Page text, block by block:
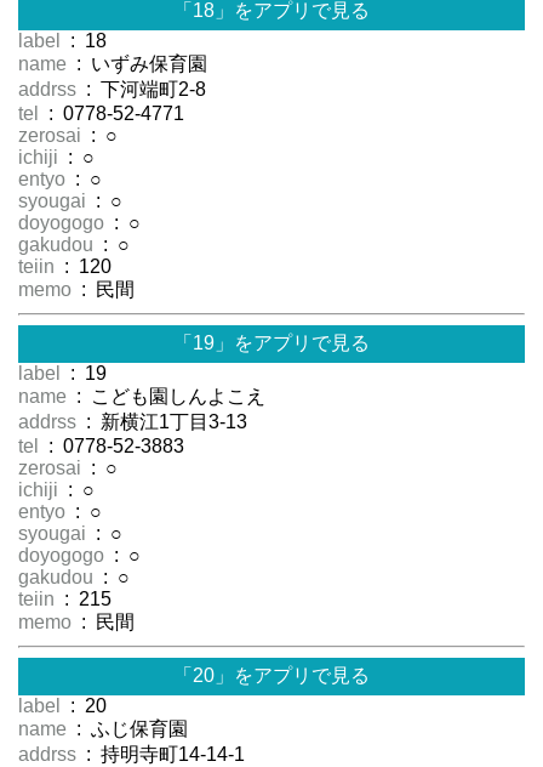
「18」をアプリで見る
label
: 18
name : いずみ保育園
addrss : 下河端町2-8
tel
: 0778-52-4771
zerosai : ○
ichiji : ○
entyo : ○
syougai : ○
doyogogo : ○
gakudou : ○
teiin : 120
memo : 民間
「19」をアプリで見る
label
: 19
name : こども園しんよこえ
addrss : 新横江1丁目3-13
tel
: 0778-52-3883
zerosai : ○
ichiji : ○
entyo : ○
syougai : ○
doyogogo : ○
gakudou : ○
teiin : 215
memo : 民間
「20」をアプリで見る
label
: 20
name : ふじ保育園
addrss : 持明寺町14-14-1